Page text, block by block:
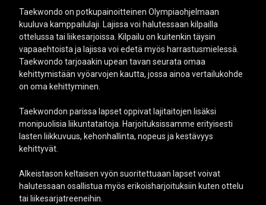
Taekwondo on potkupainoitteinen Olympiaohjelmaan
kuuluva kamppailulaji. Lajissa voi halutessaan kilpailla
ottelussa tai liikesarjoissa. Kilpailu on kuitenkin täysin
vapaaehtoista ja lajissa voi edetä myös harrastusmielessä.
Taekwondo tarjoaakin upean tavan seurata omaa
kehittymistään vyöarvojen kautta, jossa ainoa vertailukohde
on oma kehittyminen.
Taekwondon parissa lapset oppivat lajitaitojen lisäksi
monipuolisia liikuntataitoja. Harjoituksissamme erityisesti
lasten liikkuvuus, kehonhallinta, nopeus ja kestävyys
kehittyvät.
Alkeistason keltaisen vyön suoritettuaan lapset voivat
halutessaan osallistua myös erikoisharjoituksiin kuten ottelu
tai liikesarjatreeneihin.